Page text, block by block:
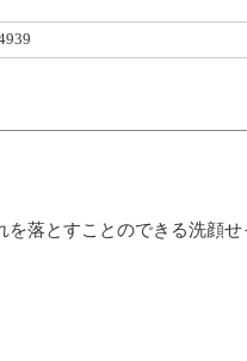
落とすことのできる洗顔せ